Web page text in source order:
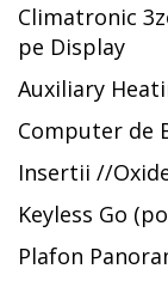
Climatronic
pe Display
Auxiliary
Computer de
Insertii //
Keyless Go
Plafon